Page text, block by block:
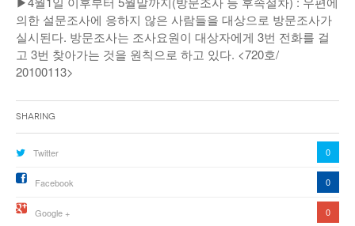
의한 설문조사에 응하지 않은 사람들을 대상으로 방문조사가
실시된다. 방문조사는 조사요원이 대상자에게 3번 전화를 걸
고 3번 찾아가는 것을 원칙으로 하고 있다. <720호/
20100113>
Sharing
Twitter 0
Facebook 0
Google + 0